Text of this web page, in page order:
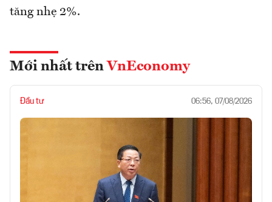
tăng nhẹ 2%.
Mới nhất trên VnEconomy
Đầu tư 06:56, 07/08/2026